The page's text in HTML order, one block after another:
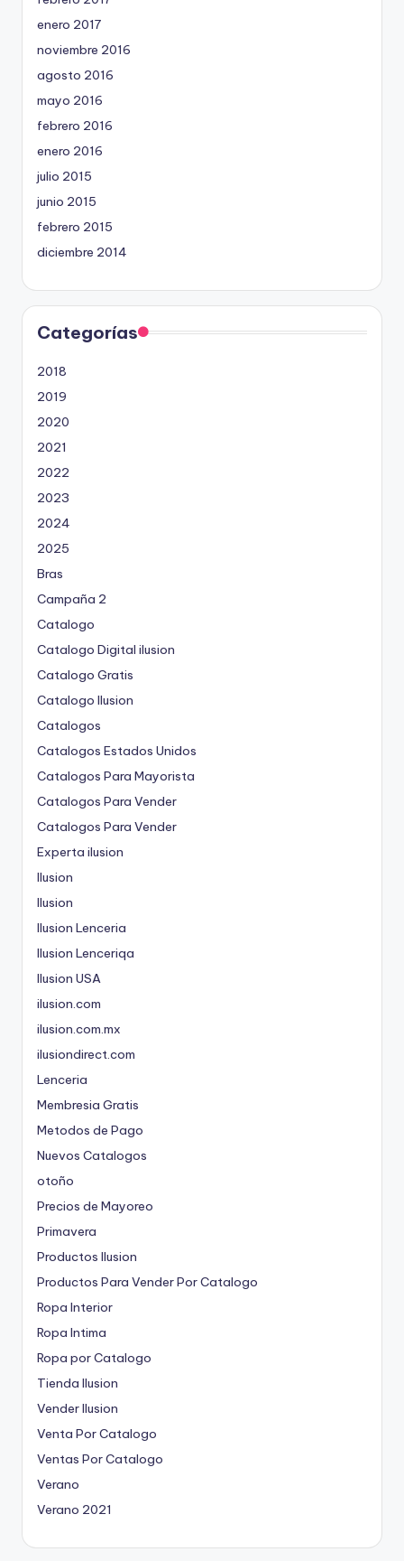
enero 2017
noviembre 2016
agosto 2016
mayo 2016
febrero 2016
enero 2016
julio 2015
junio 2015
febrero 2015
diciembre 2014
Categorías
2018
2019
2020
2021
2022
2023
2024
2025
Bras
Campaña 2
Catalogo
Catalogo Digital ilusion
Catalogo Gratis
Catalogo Ilusion
Catalogos
Catalogos Estados Unidos
Catalogos Para Mayorista
Catalogos Para Vender
Catalogos Para Vender
Experta ilusion
Ilusion
Ilusion
Ilusion Lenceria
Ilusion Lenceriqa
Ilusion USA
ilusion.com
ilusion.com.mx
ilusiondirect.com
Lenceria
Membresia Gratis
Metodos de Pago
Nuevos Catalogos
otoño
Precios de Mayoreo
Primavera
Productos Ilusion
Productos Para Vender Por Catalogo
Ropa Interior
Ropa Intima
Ropa por Catalogo
Tienda Ilusion
Vender Ilusion
Venta Por Catalogo
Ventas Por Catalogo
Verano
Verano 2021